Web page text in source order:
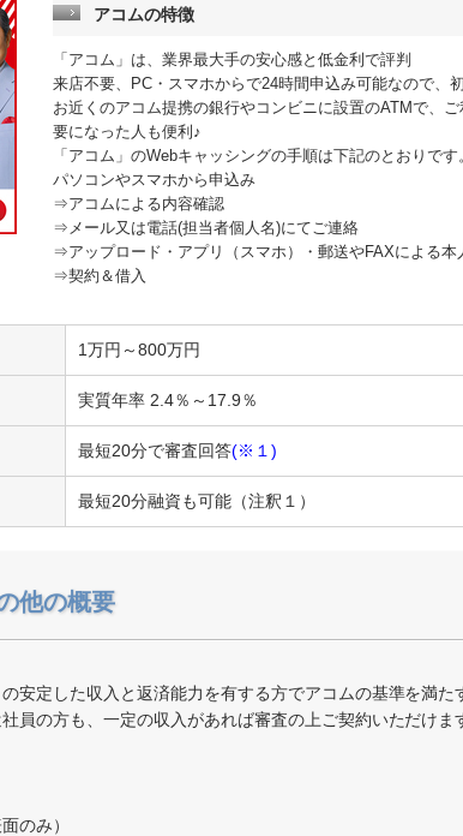
アコムの特徴
「アコム」は、業界最大手の安心感と低金利で評判
来店不要、PC・スマホからで24時間申込み可能なので、
お近くのアコム提携の銀行やコンビニに設置のATMで、
要になった人も便利♪
「アコム」のWebキャッシングの手順は下記のとおりです
パソコンやスマホから申込み
⇒アコムによる内容確認
⇒メール又は電話(担当者個人名)にてご連絡
⇒アップロード・アプリ（スマホ）・郵送やFAXによる本
⇒契約＆借入
1万円～800万円
実質年率 2.4％～17.9％
最短20分で審査回答(※１)
最短20分融資も可能（注釈１）
他の概要
安定した収入と返済能力を有する方でアコムの基準を満た
員の方も、一定の収入があれば審査の上ご契約いただけま
のみ）